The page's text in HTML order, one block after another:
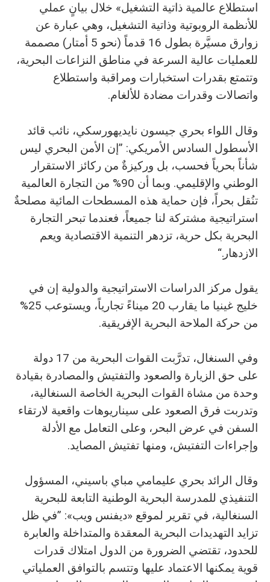
استطلاع عالمية ذاتية التشغيل» خلال بيانٍ عملي
للأنظمة الروبوتية وذاتية التشغيل، وهي عبارة عن
زوارق مسيَّرة بطول 16 قدماً (نحو 5 أمتار) مصممة
للعمليات عالية السرعة في مناطق النزاعات البحرية،
وتتمتع بقدرات استخبارات ومراقبة واستطلاع
واتصالات وقدرات مضادة للألغام.
وقال اللواء بحري جيسون نايديهورسكي، نائب قائد
الأسطول السادس الأمريكي: ”إن الأمن البحري ليس
شأناً بحرياً فحسب، بل وركيزةٌ من ركائز الاستقرار
الوطني والإقليمي. وبما أن 90% من التجارة العالمية
تنُقل بحراً، فإن حماية هذه المسطحات المائية مصلحةٌ
استراتيجية مشتركة لنا جميعاً، فعندما تبحر التجارة
البحرية بكل حرية، تزدهر التنمية الاقتصادية ويعم
الازدهار.“
يقول مركز الدراسات الاستراتيجية والدولية إن في
خليج غينيا ما يقارب 20 ميناءً تجارياً، ويستوعب 25%
من حركة الملاحة البحرية الإفريقية.
وفي السنغال، تدرَّبت القوات البحرية من 17 دولة
على حق الزيارة والصعود والتفتيش والمصادرة بقيادة
وحدة من مشاة القوات البحرية الخاصة السنغالية،
وتدربت فرق الصعود على سيناريوهات واقعية لارتقاء
السفن في عرض البحر، وعلى التعامل مع الأدلة
وإجراءات التفتيش، ومنها تفتيش المصايد.
وقال الرائد بحري عليمامي مباي باسيني، المسؤول
التنفيذي للمدرسة البحرية الوطنية التابعة للبحرية
السنغالية، في تقرير لموقع «ديفنس ويب»: ”في ظل
تزايد التهديدات البحرية المعقدة والمتداخلة والعابرة
للحدود، تقتضي الضرورة من الدول امتلاك قدرات
قوية يمكنها الاعتماد عليها وتتسم بالتوافق العملياتي